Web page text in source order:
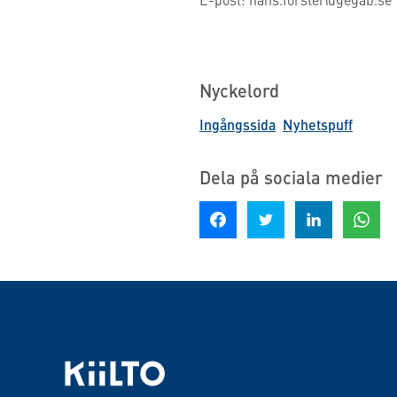
Nyckelord
Ingångssida Nyhetspuff
Dela på sociala medier
Dela på Facebook Dela på Twitter Dela på LinkedIn